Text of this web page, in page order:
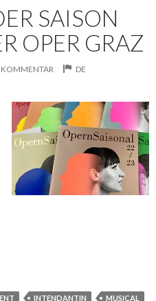
SAISON
OPER GRAZ
KOMMENTAR DE
INTENDANTIN MUSICAL